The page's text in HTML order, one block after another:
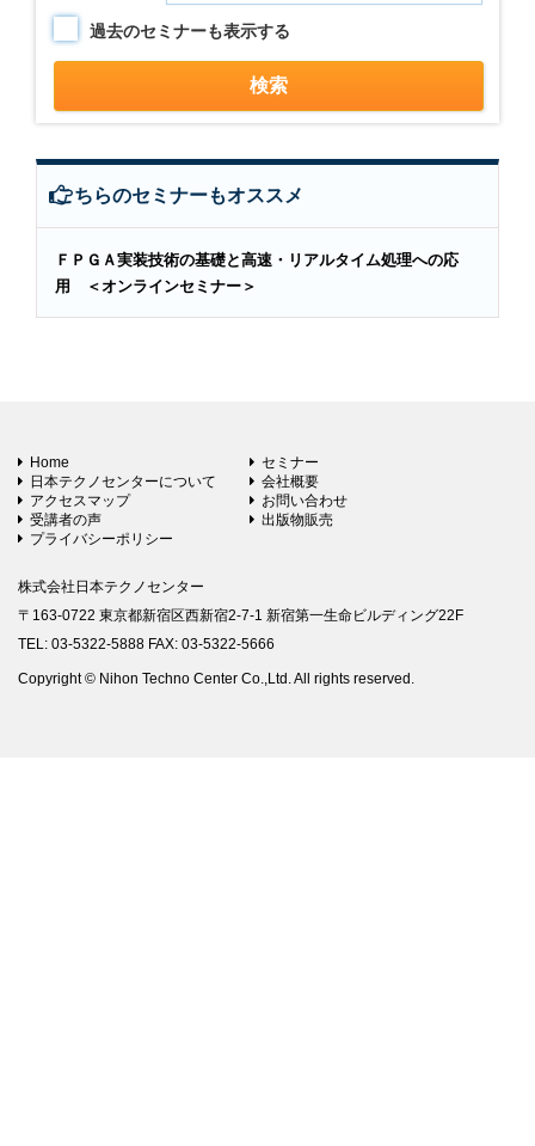
過去のセミナーも表示する
こちらのセミナーもオススメ
ＦＰＧＡ実装技術の基礎と高速・リアルタイム処理への応
用 ＜オンラインセミナー＞
Home
セミナー
日本テクノセンターについて
会社概要
アクセスマップ
お問い合わせ
受講者の声
出版物販売
プライバシーポリシー
株式会社日本テクノセンター
〒163-0722 東京都新宿区西新宿2-7-1 新宿第一生命ビルディング22F
TEL: 03-5322-5888 FAX: 03-5322-5666
Copyright © Nihon Techno Center Co.,Ltd. All rights reserved.